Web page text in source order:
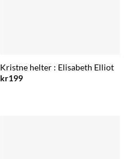
Kristne helter : Elisabeth Elliot
kr199